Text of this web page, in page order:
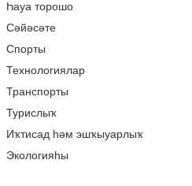
Һауа торошо
Сәйәсәте
Спорты
Технологиялар
Транспорты
Турислыҡ
Иҡтисад һәм эшҡыуарлыҡ
Экологияһы